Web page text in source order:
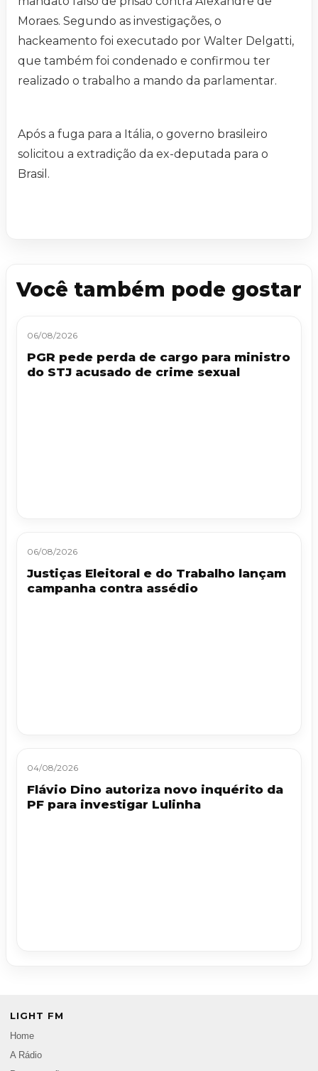
Moraes. Segundo as investigações, o
hackeamento foi executado por Walter Delgatti,
que também foi condenado e confirmou ter
realizado o trabalho a mando da parlamentar.
Após a fuga para a Itália, o governo brasileiro
solicitou a extradição da ex-deputada para o
Brasil.
Você também pode gostar
06/08/2026
PGR pede perda de cargo para ministro
do STJ acusado de crime sexual
06/08/2026
Justiças Eleitoral e do Trabalho lançam
campanha contra assédio
04/08/2026
Flávio Dino autoriza novo inquérito da
PF para investigar Lulinha
LIGHT FM
Home
A Rádio